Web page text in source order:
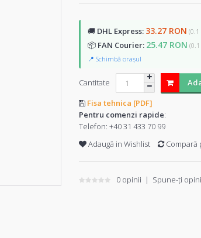
🚚 DHL Express: 33.27 RON (0.1
📦 FAN Courier: 25.47 RON
📍 Schimbă orașul
Cantitate
Fisa tehnica [PDF]
Pentru comenzi rapide:
Telefon: +40 31 433 70 99
Adaugă in Wishlist
Compară
0 opinii | Spune-ţi